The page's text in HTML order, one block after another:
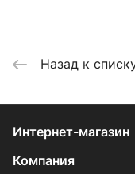
Назад к
Интернет-магазин
Компания